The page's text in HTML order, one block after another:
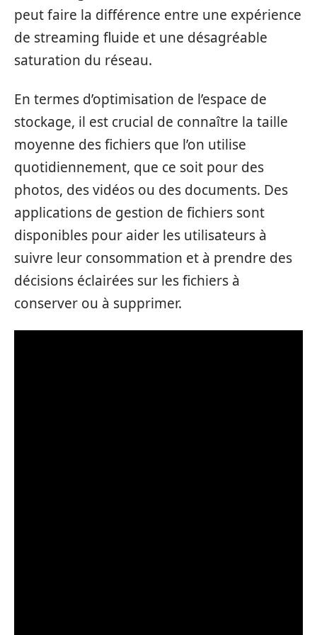
peut faire la différence entre une expérience
de streaming fluide et une désagréable
saturation du réseau.
En termes d’optimisation de l’espace de
stockage, il est crucial de connaître la taille
moyenne des fichiers que l’on utilise
quotidiennement, que ce soit pour des
photos, des vidéos ou des documents. Des
applications de gestion de fichiers sont
disponibles pour aider les utilisateurs à
suivre leur consommation et à prendre des
décisions éclairées sur les fichiers à
conserver ou à supprimer.